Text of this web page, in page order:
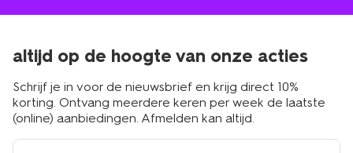
altijd op de hoogte van onze acties
Schrijf je in voor de nieuwsbrief en krijg direct 10%
korting. Ontvang meerdere keren per week de laatste
(online) aanbiedingen. Afmelden kan altijd.
e-